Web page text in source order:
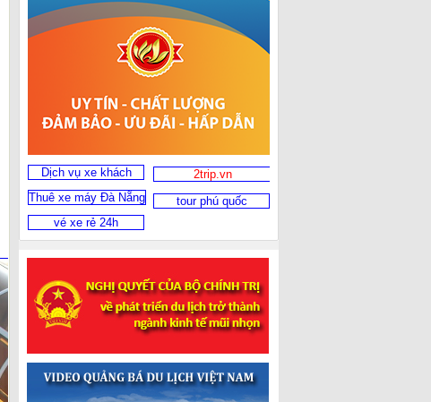
Dịch vụ xe khách
2trip.vn
Thuê xe máy Đà Nẵng
tour phú quốc
vé xe rẻ 24h